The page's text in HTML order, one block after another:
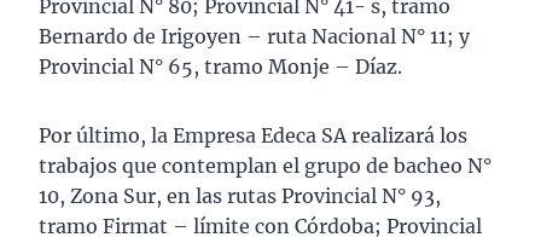
Provincial N° 80; Provincial N° 41- s, tramo
Bernardo de Irigoyen – ruta Nacional N° 11; y
Provincial N° 65, tramo Monje – Díaz.
Por último, la Empresa Edeca SA realizará los
trabajos que contemplan el grupo de bacheo N°
10, Zona Sur, en las rutas Provincial N° 93,
tramo Firmat – límite con Córdoba; Provincial